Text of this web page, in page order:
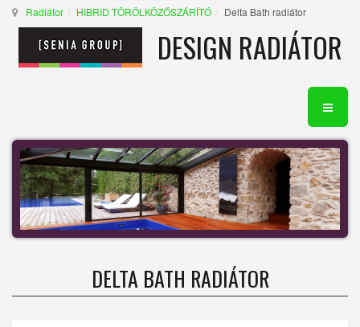
Radiátor HIBRID TÖRÖLKÖZŐSZÁRÍTÓ Delta Bath radiátor
DESIGN RADIÁTOR
DELTA BATH RADIÁTOR